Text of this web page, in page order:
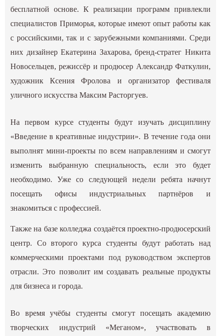
бесплатной основе. К реализации программ привлекли
специалистов Приморья, которые имеют опыт работы как
с российскими, так и с зарубежными компаниями. Среди
них дизайнер Екатерина Захарова, бренд-стратег Никита
Новосельцев, режиссёр и продюсер Александр Фаткулин,
художник Ксения Фролова и организатор фестиваля
уличного искусства Максим Расторгуев.
На первом курсе студенты будут изучать дисциплину
«Введение в креативные индустрии». В течение года они
выполнят мини-проекты по всем направлениям и смогут
изменить выбранную специальность, если это будет
необходимо. Уже со следующей недели ребята начнут
посещать офисы индустриальных партнёров и
знакомиться с профессией.
Также на базе колледжа создаётся проектно-продюсерский
центр. Со второго курса студенты будут работать над
коммерческими проектами под руководством экспертов
отрасли. Это позволит им создавать реальные продукты
для бизнеса и города.
Во время учёбы студенты смогут посещать академию
творческих индустрий «Меганом», участвовать в